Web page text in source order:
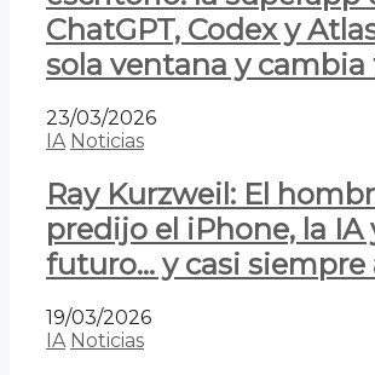
ChatGPT, Codex y
sola ventana y
23/03/2026
IA Noticias
Ray Kurzweil: El
predijo el iPhone, la IA
futuro… y casi siempre
19/03/2026
IA Noticias